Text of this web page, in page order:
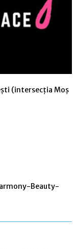
(intersecția Moș
Beauty-